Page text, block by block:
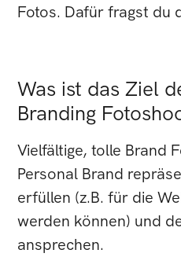
Fotos. Dafür fragst du
Was ist das Ziel
Branding
Vielfältige, tolle Brand
Personal Brand
erfüllen (z.B. für die
werden können) und
ansprechen.